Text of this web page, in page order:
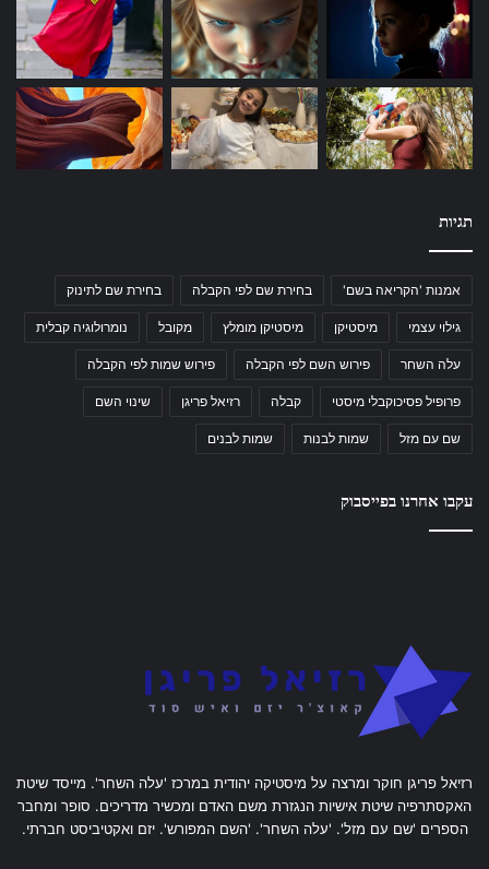
תגיות
אמנות 'הקריאה בשם' בחירת שם לפי הקבלה בחירת שם לתינוק
גילוי עצמי מיסטיקן מיסטיקן מומלץ מקובל נומרולוגיה קבלית
עלה השחר פירוש השם לפי הקבלה פירוש שמות לפי הקבלה
פרופיל פסיכוקבלי מיסטי קבלה רזיאל פריגן שינוי השם
שם עם מזל שמות לבנות שמות לבנים
עקבו אחרנו בפייסבוק
רזיאל פריגן חוקר ומרצה על מיסטיקה יהודית במרכז 'עלה השחר'. מייסד שיטת
האקסתרפיה שיטת אישיות הנגזרת משם האדם ומכשיר מדריכים. סופר ומחבר
הספרים 'שם עם מזל'. 'עלה השחר'. 'השם המפורש'. יזם ואקטיביסט חברתי.